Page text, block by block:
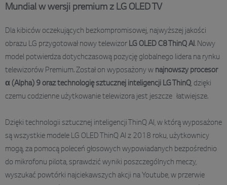
Mundial w wersji premium z LG OLED TV
Dla kibiców oczekujących bezkompromisowej, najwyższej jakości
obrazu LG przygotował nowy telewizor LG OLED C8 ThinQ AI. Nowy
model potwierdza dotychczasową pozycję globalnego lidera na rynku
telewizorów Premium. Został on wyposażony w najnowszy procesor
α (Alpha) 9 oraz technologię sztucznej inteligencji LG ThinQ, dzięki
czemu codzienne użytkowanie telewizora jest jeszcze łatwiejsze.
Dzięki technologii sztucznej inteligencji ThinQ AI, w którą wyposażone
są wszystkie modele LG OLED ThinQ AI z 2018 roku, użytkownicy
mogą, za pomocą poleceń głosowych wypowiadanych bezpośrednio
do mikrofonu pilota, sprawdzić wyniki poszczególnych meczy,
wyszukać powtórki najciekawszych akcji na Youtube, w przerwie